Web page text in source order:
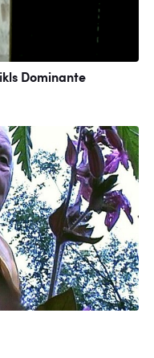
Dominante